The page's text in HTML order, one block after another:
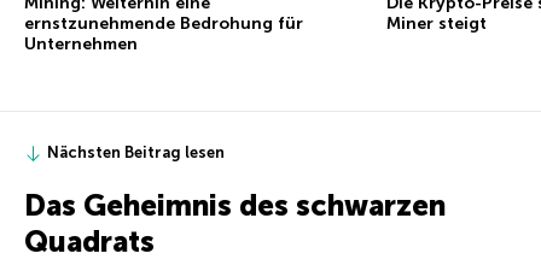
ernstzunehmende Bedrohung für
Unternehmen
Miner steigt
Nächsten Beitrag lesen
Das Geheimnis des schwarzen
Quadrats